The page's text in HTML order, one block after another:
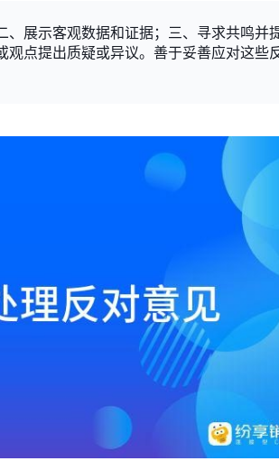
展示客观数据和证据；三、寻求共鸣并
点提出质疑或异议。善于妥善应对这些